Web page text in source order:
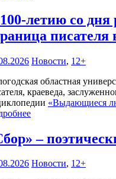
летию со дня
Новости, 12+
областная
краеведа,
«Выдающиеся
–
Новости, 12+